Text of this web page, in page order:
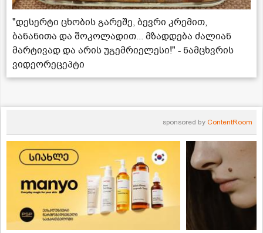
"დესერტი ცხობის გარეშე, ბევრი კრემით,
ბანანითა და შოკოლადით... მზადდება ძალიან
მარტივად და არის უგემრიელესი!" - ნამცხვრის
ვიდეორეცეპტი
sponsored by ContentRoom